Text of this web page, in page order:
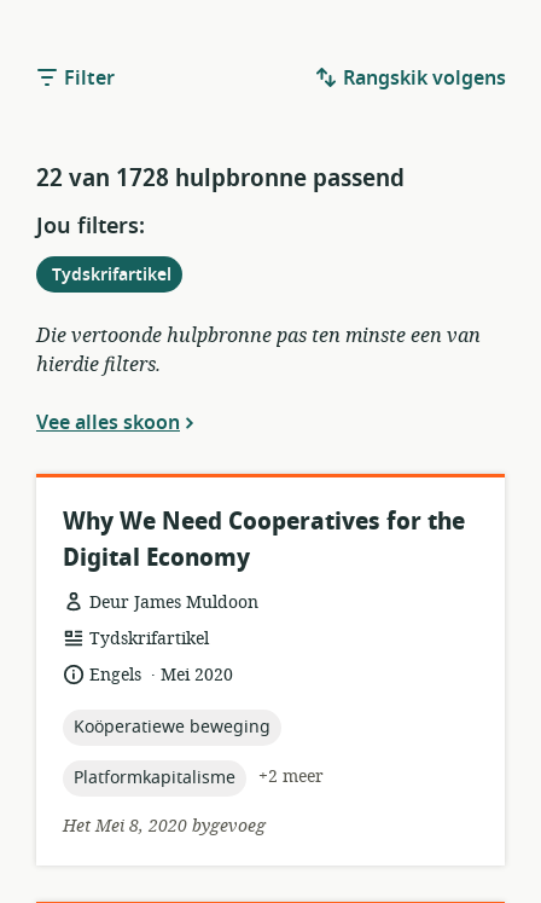
Filter Rangskik volgens
22 van 1728 hulpbronne passend
Jou filters:
Verwyder
Tydskrifartikel uit
huidige
filters
Die vertoonde hulpbronne pas ten minste een van
hierdie filters.
Vee alles skoon
Why We Need Cooperatives for the
Digital Economy
Deur James Muldoon
hulpbronformaat:
Tydskrifartikel
taal:Engels .
datumMei 2020
topic:
Koöperatiewe beweging
topic:
Platformkapitalisme
+2 meer
Het Mei 8, 2020 bygevoeg